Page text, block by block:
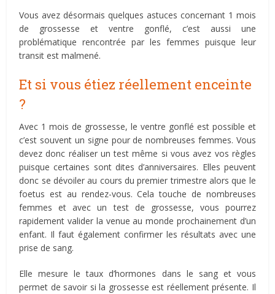
Vous avez désormais quelques astuces concernant 1 mois
de grossesse et ventre gonflé, c’est aussi une
problématique rencontrée par les femmes puisque leur
transit est malmené.
Et si vous étiez réellement enceinte
?
Avec 1 mois de grossesse, le ventre gonflé est possible et
c’est souvent un signe pour de nombreuses femmes. Vous
devez donc réaliser un test même si vous avez vos règles
puisque certaines sont dites d’anniversaires. Elles peuvent
donc se dévoiler au cours du premier trimestre alors que le
foetus est au rendez-vous. Cela touche de nombreuses
femmes et avec un test de grossesse, vous pourrez
rapidement valider la venue au monde prochainement d’un
enfant. Il faut également confirmer les résultats avec une
prise de sang.
Elle mesure le taux d’hormones dans le sang et vous
permet de savoir si la grossesse est réellement présente. Il